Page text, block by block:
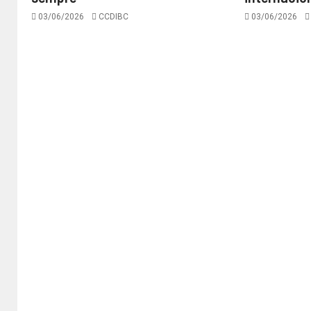
03/06/2026 CCDIBC 03/06/2026